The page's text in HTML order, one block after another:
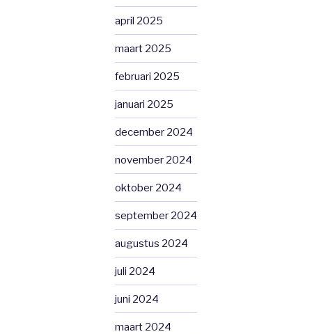
april 2025
maart 2025
februari 2025
januari 2025
december 2024
november 2024
oktober 2024
september 2024
augustus 2024
juli 2024
juni 2024
maart 2024